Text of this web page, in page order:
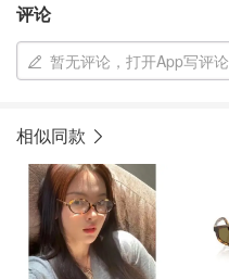
评论
暂无评论，打开App写评论
相似同款